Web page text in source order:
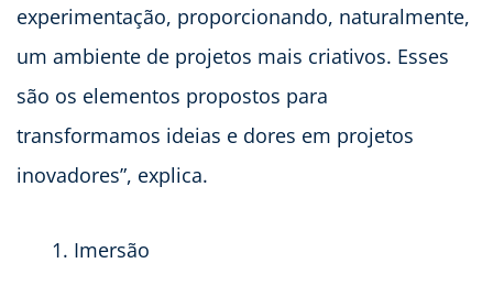
experimentação, proporcionando, naturalmente,
um ambiente de projetos mais criativos. Esses
são os elementos propostos para
transformamos ideias e dores em projetos
inovadores”, explica.
Imersão